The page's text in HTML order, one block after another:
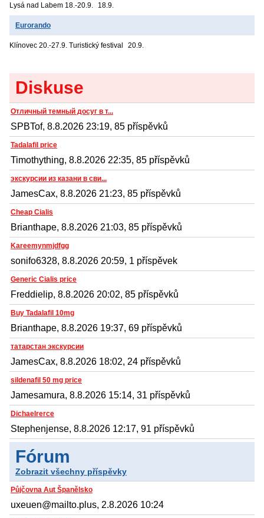
Lysá nad Labem 18.-20.9. 18.9.
Eurorando
Klínovec 20.-27.9. Turistický festival 20.9.
Diskuse
Отличный темный досуг в т...
SPBTof, 8.8.2026 23:19, 85 příspěvků
Tadalafil price
Timothything, 8.8.2026 22:35, 85 příspěvků
экскурсии из казани в сви...
JamesCax, 8.8.2026 21:23, 85 příspěvků
Cheap Cialis
Brianthape, 8.8.2026 21:03, 85 příspěvků
Kareemynmjdfgg
sonifo6328, 8.8.2026 20:59, 1 příspěvek
Generic Cialis price
Freddielip, 8.8.2026 20:02, 85 příspěvků
Buy Tadalafil 10mg
Brianthape, 8.8.2026 19:37, 69 příspěvků
татарстан экскурсии
JamesCax, 8.8.2026 18:02, 24 příspěvků
sildenafil 50 mg price
Jamesamura, 8.8.2026 15:14, 31 příspěvků
Dichaelrerce
Stephenjense, 8.8.2026 12:17, 91 příspěvků
Fórum
Zobrazit všechny příspěvky
Půjčovna Aut Španělsko
uxeuen@mailto.plus, 2.8.2026 10:24